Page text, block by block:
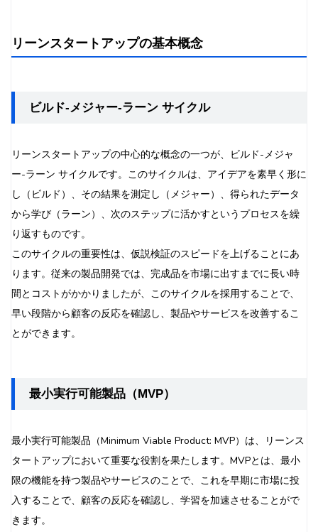
Q3: リーンスタートアップとアジャイル開発の違いは何
Q5: リーンスタートアップを導入する際の最大の課題は
リーンスタートアップの基本概念
ビルド-メジャー-ラーン サイクル
リーンスタートアップの中心的な概念の一つが、ビルド-メジャ
ー-ラーン サイクルです。このサイクルは、アイデアを素早く形に
し（ビルド）、その結果を測定し（メジャー）、得られたデータ
から学び（ラーン）、次のステップに活かすというプロセスを繰
り返すものです。
このサイクルの重要性は、仮説検証のスピードを上げることにあ
ります。従来の製品開発では、完成品を市場に出すまでに長い時
間とコストがかかりましたが、このサイクルを採用することで、
早い段階から顧客の反応を確認し、製品やサービスを改善するこ
とができます。
最小実行可能製品（MVP）
最小実行可能製品（Minimum Viable Product: MVP）は、リーンス
タートアップにおいて重要な役割を果たします。MVPとは、最小
限の機能を持つ製品やサービスのことで、これを早期に市場に投
入することで、顧客の反応を確認し、学習を加速させることがで
きます。